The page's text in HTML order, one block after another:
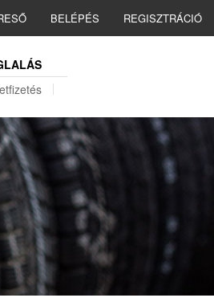
BELÉPÉS REGISZTRÁCIÓ